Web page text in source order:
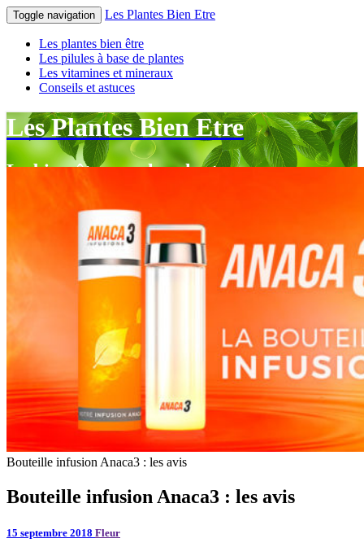
Toggle navigation Les Plantes Bien Etre
Les plantes bien être
Les pilules à base de plantes
Les vitamines et mineraux
Conseils et astuces
Les Plantes Bien Etre
Le bien-être par les plantes
Bouteille infusion Anaca3 : les avis
Bouteille infusion Anaca3 : les avis
15 septembre 2018 Fleur